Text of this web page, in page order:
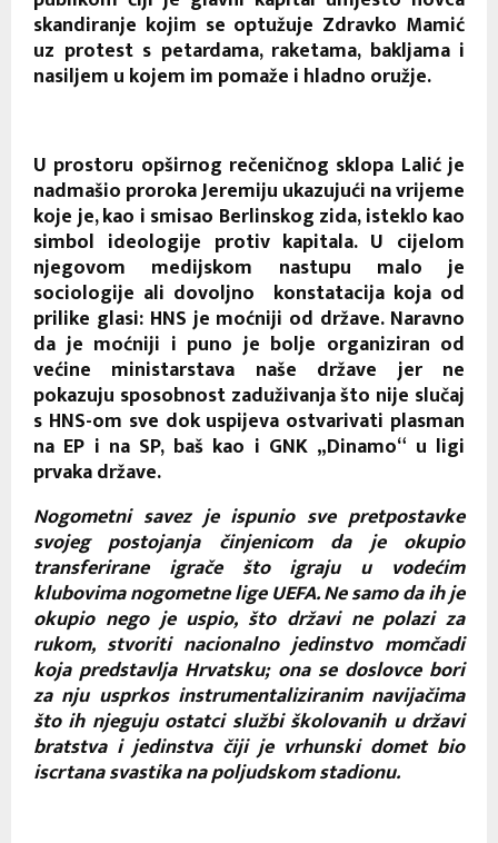
skandiranje kojim se optužuje Zdravko Mamić
uz protest s petardama, raketama, bakljama i
nasiljem u kojem im pomaže i hladno oružje.
U prostoru opširnog rečeničnog sklopa Lalić je
nadmašio proroka Jeremiju ukazujući na vrijeme
koje je, kao i smisao Berlinskog zida, isteklo kao
simbol ideologije protiv kapitala. U cijelom
njegovom medijskom nastupu malo je
sociologije ali dovoljno konstatacija koja od
prilike glasi: HNS je moćniji od države. Naravno
da je moćniji i puno je bolje organiziran od
većine ministarstava naše države jer ne
pokazuju sposobnost zaduživanja što nije slučaj
s HNS-om sve dok uspijeva ostvarivati plasman
na EP i na SP, baš kao i GNK „Dinamo“ u ligi
prvaka države.
Nogometni savez je ispunio sve pretpostavke
svojeg postojanja činjenicom da je okupio
transferirane igrače što igraju u vodećim
klubovima nogometne lige UEFA. Ne samo da ih je
okupio nego je uspio, što državi ne polazi za
rukom, stvoriti nacionalno jedinstvo momčadi
koja predstavlja Hrvatsku; ona se doslovce bori
za nju usprkos instrumentaliziranim navijačima
što ih njeguju ostatci službi školovanih u državi
bratstva i jedinstva čiji je vrhunski domet bio
iscrtana svastika na poljudskom stadionu.